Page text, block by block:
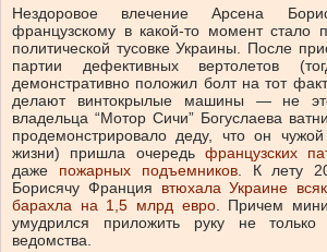
Нездоровое влечение Арсена
французскому в какой-то момент стало
политической тусовке Украины. После
партии дефективных вертолетов
демонстративно положил болт на тот
делают винтокрылые машины — не
владельца “Мотор Сичи” Богуслаева
продемонстрировало деду, что он
жизни) пришла очередь французских
даже пожарных подъемников. К лету
Борисячу Франция втюхала Украине
барахла на 1,5 млрд евро. Причем
умудрился приложить руку не только
ведомства.